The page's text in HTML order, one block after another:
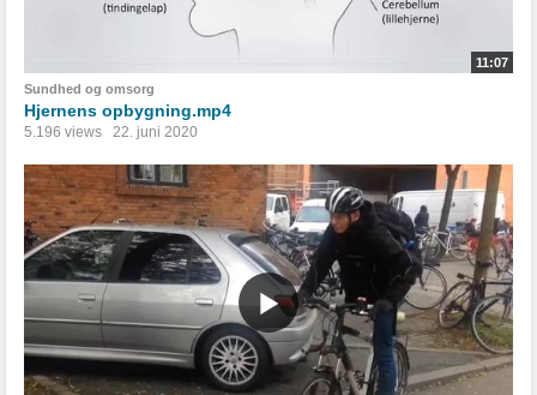
11:07
Sundhed og omsorg
Hjernens opbygning.mp4
5.196 views 22. juni 2020